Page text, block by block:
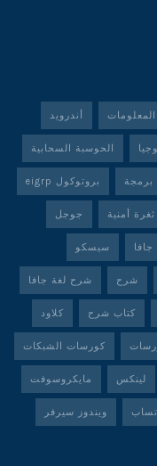
أندرويد
الحوسبة السحابية
برمجة بروتوكول eigrp
ثغرة أمنية جوجل
سيسكو
شرح شرح لغة جافا
كتاب شرح كلاود
كورسات الشبكات
لينكس مايكروسوفت
ويندوز سيرفر